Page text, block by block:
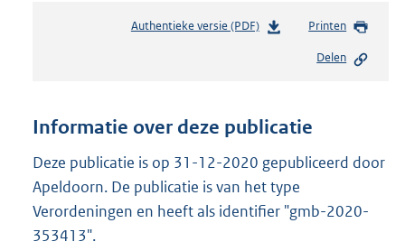
Authentieke versie (PDF)b
n
s
r
o
Printen
Delen
Informatie over deze publicatie
Deze publicatie is op 31-12-2020 gepubliceerd door
Apeldoorn. De publicatie is van het type
Verordeningen en heeft als identifier "gmb-2020-
353413".